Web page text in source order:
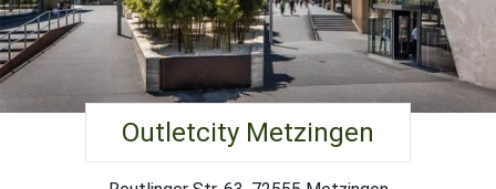
Outletcity Metzingen